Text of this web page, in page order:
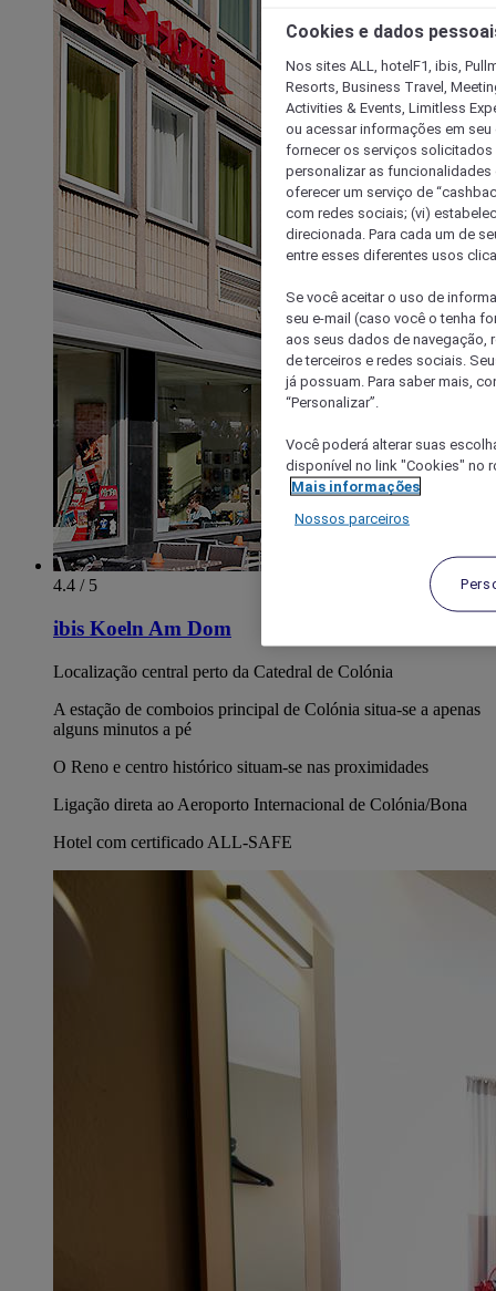
4.4 / 5
ibis Koeln Am Dom
Localização central perto da Catedral de Colónia
A estação de comboios principal de Colónia situa-se a apenas
alguns minutos a pé
O Reno e centro histórico situam-se nas proximidades
Ligação direta ao Aeroporto Internacional de Colónia/Bona
Hotel com certificado ALL-SAFE
Cookies e dados
Nos sites ALL, hotelF1, ibis,
Resorts, Business Travel,
Activities & Events, Limitless
ou acessar informações em
fornecer os serviços solicitados
personalizar as
oferecer um serviço de
com redes sociais; (vi)
direcionada. Para cada um de
entre esses diferentes usos
Se você aceitar o uso de
seu e-mail (caso você o tenha
aos seus dados de navegação,
de terceiros e redes sociais.
já possuam. Para saber mais,
“Personalizar”.
Você poderá alterar suas
disponível no link "Cookies" no
Mais informações
Nossos parceiros